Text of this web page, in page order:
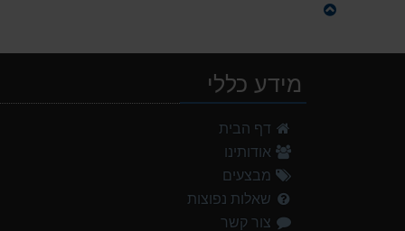
מידע כללי
דף הבית
אודותינו
מבצעים
שאלות נפוצות
צור קשר